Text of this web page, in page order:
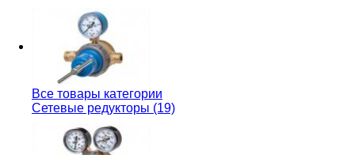
Все товары категории
Сетевые редукторы (19)